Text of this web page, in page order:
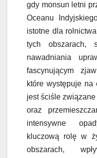
gdy monsun letni
Oceanu
istotne dla
tych obszarach,
nawadniania
fascynującym
które występuje na
jest ściśle
oraz
intensywne
kluczową rolę w
obszarach,